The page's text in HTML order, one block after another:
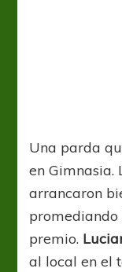
Una parda
en Gimnasia.
arrancaron
premio.
al local en el